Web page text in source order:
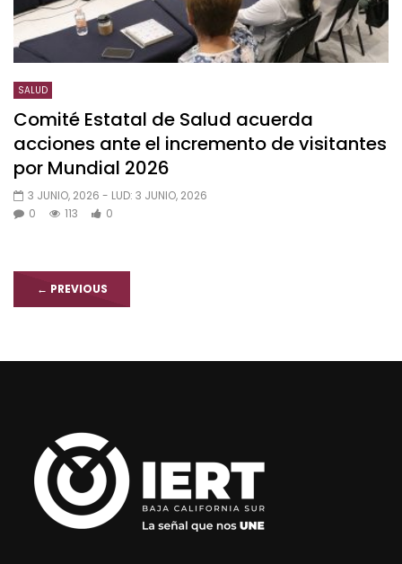
SALUD
Comité Estatal de Salud acuerda
acciones ante el incremento de visitantes
por Mundial 2026
3 JUNIO, 2026 - LUD: 3 JUNIO, 2026
0
113 0
← PREVIOUS